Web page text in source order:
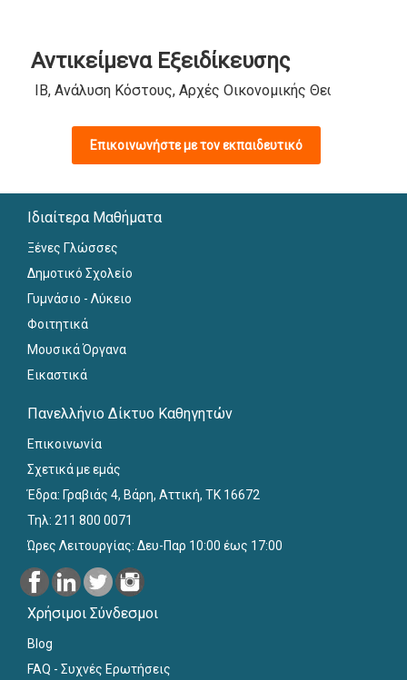
Αντικείμενα Εξειδίκευσης
IB, Ανάλυση Κόστους, Αρχές Οικονομικής Θεωρίας,
Επικοινωνήστε με τον εκπαιδευτικό
Ιδιαίτερα Μαθήματα
Ξένες Γλώσσες
Δημοτικό Σχολείο
Γυμνάσιο - Λύκειο
Φοιτητικά
Μουσικά Όργανα
Εικαστικά
Πανελλήνιο Δίκτυο Καθηγητών
Επικοινωνία
Σχετικά με εμάς
Έδρα: Γραβιάς 4, Βάρη, Αττική, ΤΚ 16672
Τηλ: 211 800 0071
Ώρες Λειτουργίας: Δευ-Παρ 10:00 έως 17:00
Χρήσιμοι Σύνδεσμοι
Blog
FAQ - Συχνές Ερωτήσεις